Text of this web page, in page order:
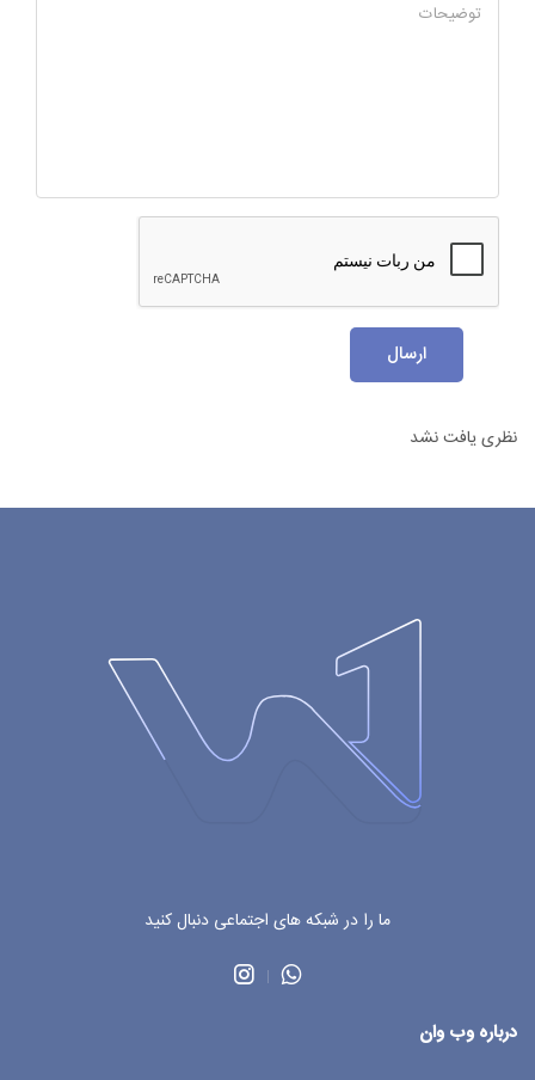
توضیحات
ارسال
نظری یافت نشد
درباره وب وان
ما را در شبکه های اجتماعی دنبال کنید